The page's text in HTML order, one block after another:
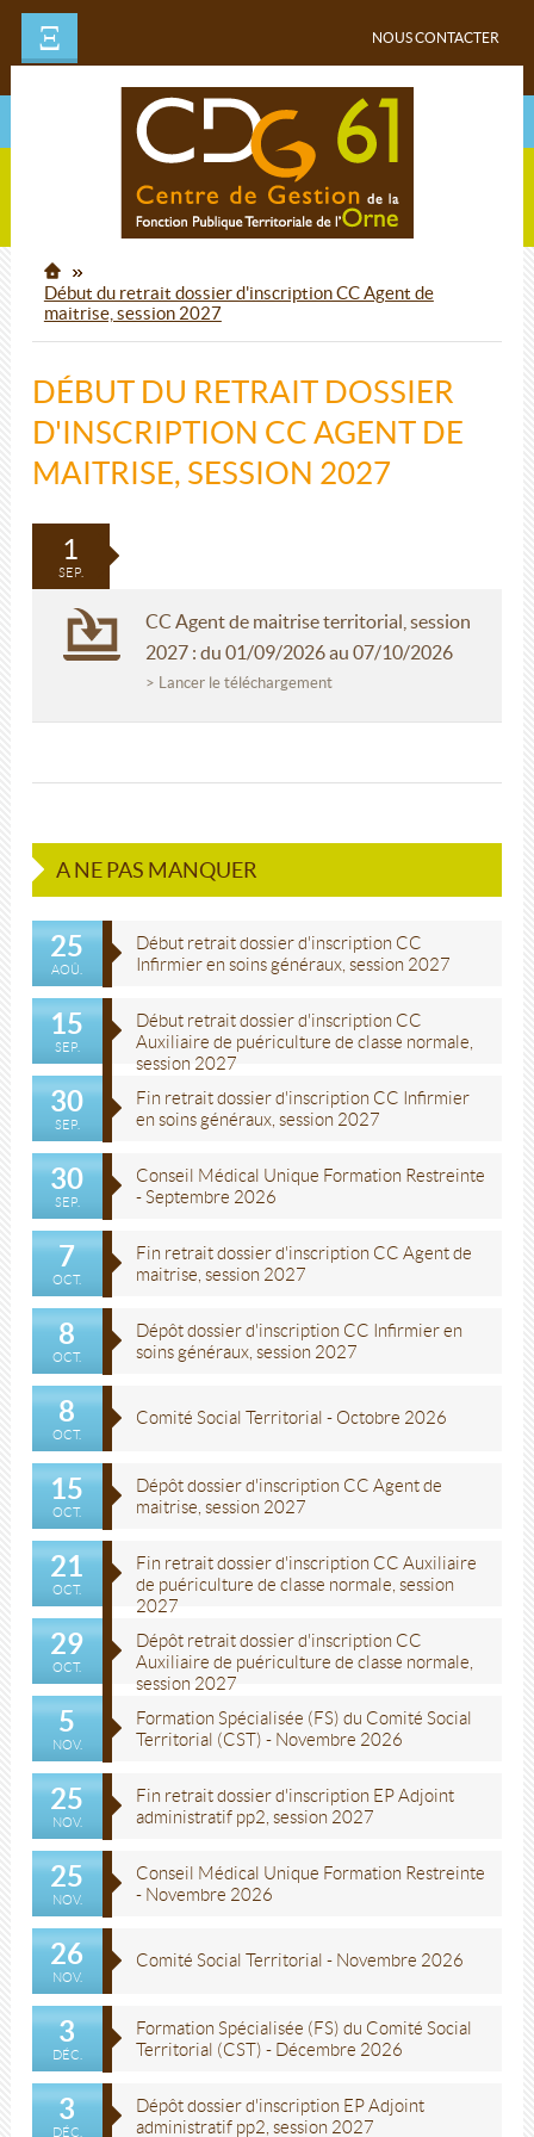
Ξ NOUS CONTACTER
Début du retrait dossier d'inscription CC Agent de
maitrise, session 2027
DÉBUT DU RETRAIT DOSSIER
D'INSCRIPTION CC AGENT DE
MAITRISE, SESSION 2027
1
SEP.
CC Agent de maitrise territorial, session
2027 : du 01/09/2026 au 07/10/2026
> Lancer le téléchargement
A NE PAS MANQUER
25
AOÛ.
Début retrait dossier d'inscription CC
Infirmier en soins généraux, session 2027
15
SEP.
Début retrait dossier d'inscription CC
Auxiliaire de puériculture de classe normale,
session 2027
30
SEP.
Fin retrait dossier d'inscription CC Infirmier
en soins généraux, session 2027
30
SEP.
Conseil Médical Unique Formation Restreinte
- Septembre 2026
7
OCT.
Fin retrait dossier d'inscription CC Agent de
maitrise, session 2027
8
OCT.
Dépôt dossier d'inscription CC Infirmier en
soins généraux, session 2027
8
OCT.
Comité Social Territorial - Octobre 2026
15
OCT.
Dépôt dossier d'inscription CC Agent de
maitrise, session 2027
21
OCT.
Fin retrait dossier d'inscription CC Auxiliaire
de puériculture de classe normale, session
2027
29
OCT.
Dépôt retrait dossier d'inscription CC
Auxiliaire de puériculture de classe normale,
session 2027
5
NOV.
Formation Spécialisée (FS) du Comité Social
Territorial (CST) - Novembre 2026
25
NOV.
Fin retrait dossier d'inscription EP Adjoint
administratif pp2, session 2027
25
NOV.
Conseil Médical Unique Formation Restreinte
- Novembre 2026
26
NOV.
Comité Social Territorial - Novembre 2026
3
DÉC.
Formation Spécialisée (FS) du Comité Social
Territorial (CST) - Décembre 2026
3
DÉC.
Dépôt dossier d'inscription EP Adjoint
administratif pp2, session 2027